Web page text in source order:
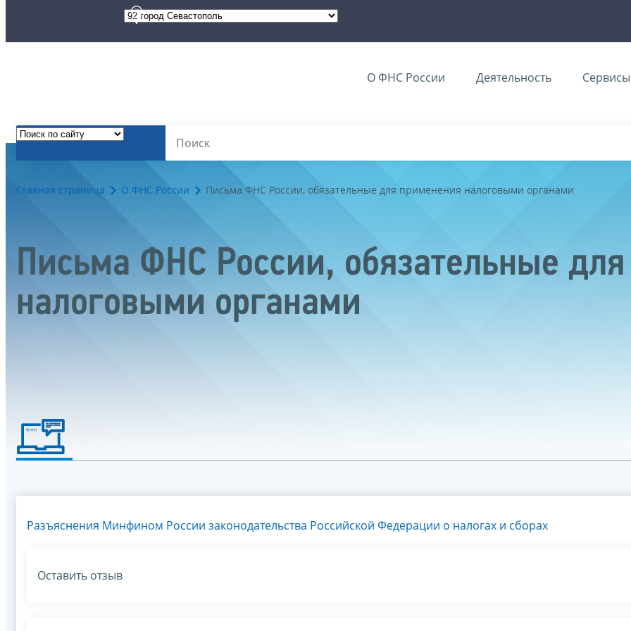
О ФНС России Деятельность Сервисы
Главная страница О ФНС России Письма ФНС России, обязательные для применения налоговыми органами
Письма ФНС России, обязательные
налоговыми органами
Разъяснения Минфином России законодательства Российской Федерации о налогах и сборах
Оставить отзыв